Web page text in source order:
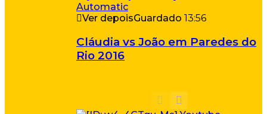
Ver depoisGuardado 13:56
Cláudia vs João em Paredes do
Rio 2016